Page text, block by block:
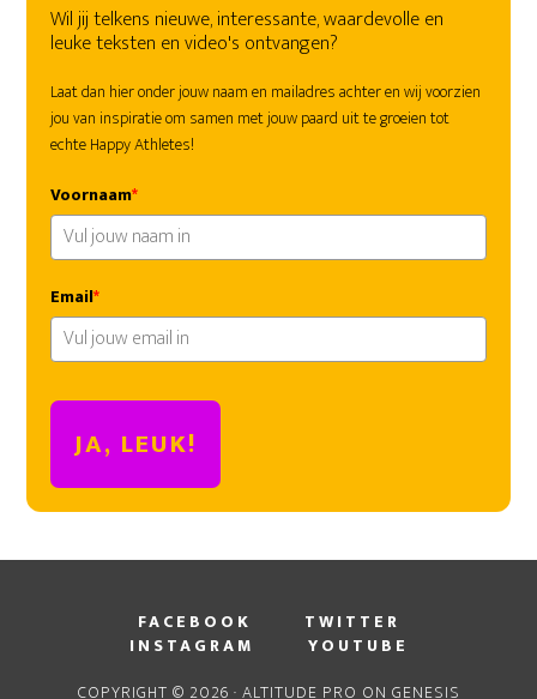
Wil jij telkens nieuwe, interessante, waardevolle en
leuke teksten en video's ontvangen?
Laat dan hier onder jouw naam en mailadres achter en wij voorzien
jou van inspiratie om samen met jouw paard uit te groeien tot
echte Happy Athletes!
Voornaam*
Email*
JA, LEUK!
FACEBOOK
TWITTER
INSTAGRAM
YOUTUBE
COPYRIGHT © 2026 · ALTITUDE PRO ON GENESIS